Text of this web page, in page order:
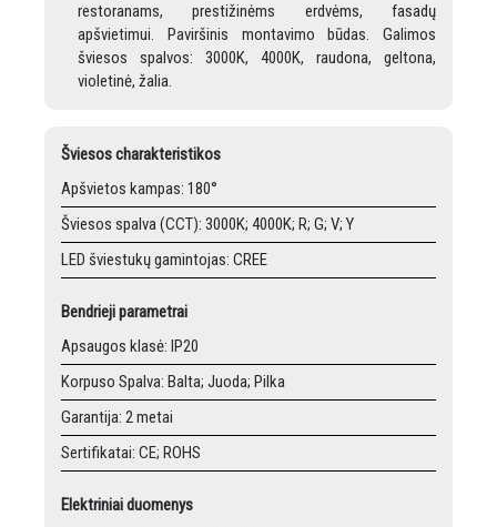
restoranams, prestižinėms erdvėms, fasadų
apšvietimui. Paviršinis montavimo būdas. Galimos
šviesos spalvos: 3000K, 4000K, raudona, geltona,
violetinė, žalia.
Šviesos charakteristikos
Apšvietos kampas: 180°
Šviesos spalva (CCT): 3000K; 4000K; R; G; V; Y
LED šviestukų gamintojas: CREE
Bendrieji parametrai
Apsaugos klasė: IP20
Korpuso Spalva: Balta; Juoda; Pilka
Garantija: 2 metai
Sertifikatai: CE; ROHS
Elektriniai duomenys